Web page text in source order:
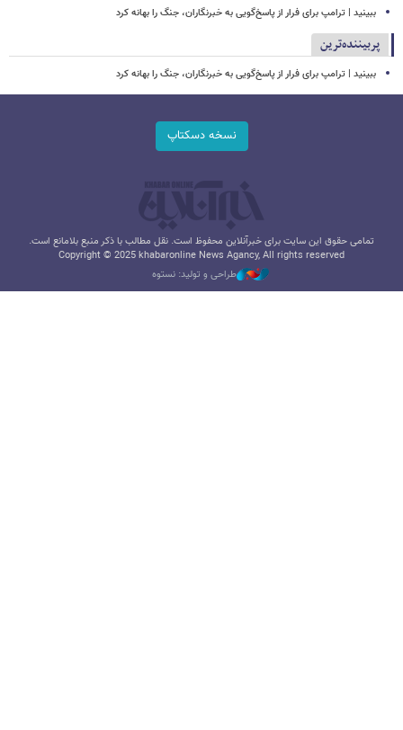
ببینید | ترامپ برای فرار از پاسخ‌گویی به خبرنگاران، جنگ را بهانه کرد
پربیننده‌ترین
ببینید | ترامپ برای فرار از پاسخ‌گویی به خبرنگاران، جنگ را بهانه کرد
نسخه دسکتاپ
تمامی حقوق این سایت برای خبرآنلاین محفوظ است. نقل مطالب با ذکر منبع بلامانع است.
Copyright © 2025 khabaronline News Agancy, All rights reserved
طراحی و تولید: نستوه